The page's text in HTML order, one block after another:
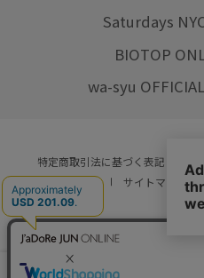
Saturdays
BIOTOP
wa-syu
特定商取引法に基づく表記 プ
ご利用規約
サイトマップ
© JUN CO.,LTD. ALL
店舗在庫